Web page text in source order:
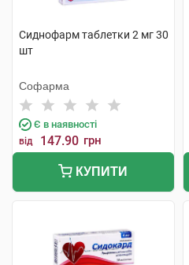
Сиднофарм таблетки 2 мг 30
шт
Софарма
Є в наявності
від 147.90 грн
КУПИТИ